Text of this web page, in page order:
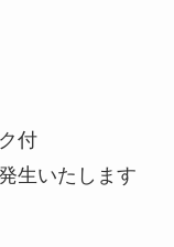
付
生いたします